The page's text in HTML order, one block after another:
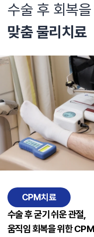
수술 후 회복
맞춤 물리치료
CPM치료
수술 후 굳기 쉬운 관절,
움직임 회복을 위한